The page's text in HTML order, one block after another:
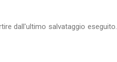
dall'ultimo salvataggio eseguito.